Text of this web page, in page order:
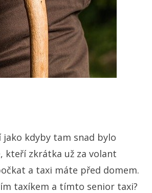
jako kdyby tam snad bylo
kteří zkrátka už za volant
a taxi máte před domem.
taxíkem a tímto senior taxi?